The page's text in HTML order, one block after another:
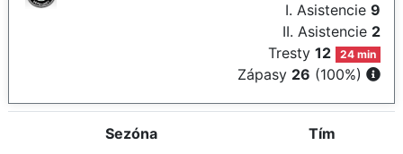
I. Asistencie 9
II. Asistencie 2
Tresty12 24 min
Zápasy 26 (100%)
Sezóna Tím